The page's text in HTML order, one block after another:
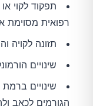
תפקוד לקוי
רפואית מסוימת
תזונה לקויה
שינויים
שינויים
הגורמים לכאב